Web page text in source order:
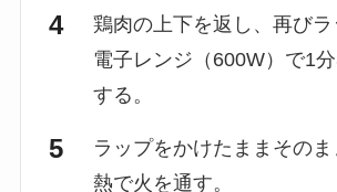
鶏肉の上下を返し、再びラ
電子レンジ（600W）で1
する。
ラップをかけたままその
熱で火を通す。